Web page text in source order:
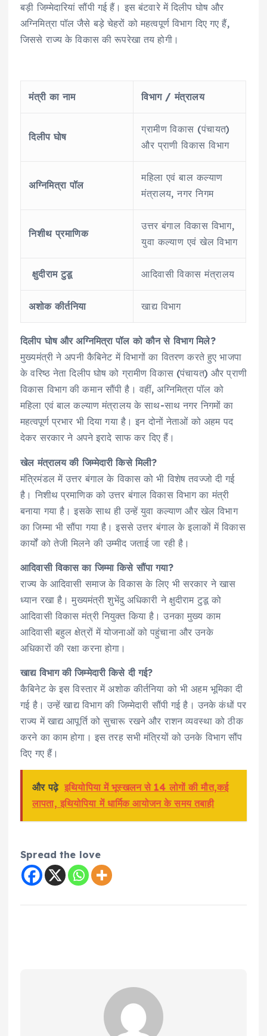
बड़ी जिम्मेदारियां सौंपी गई हैं। इस बंटवारे में दिलीप घोष और
अग्निमित्रा पॉल जैसे बड़े चेहरों को महत्वपूर्ण विभाग दिए गए हैं,
जिससे राज्य के विकास की रूपरेखा तय होगी।
मंत्री का नाम विभाग / मंत्रालय
दिलीप घोष
ग्रामीण विकास (पंचायत)
और प्राणी विकास विभाग
अग्निमित्रा पॉल
महिला एवं बाल कल्याण
मंत्रालय, नगर निगम
निशीथ प्रमाणिक
उत्तर बंगाल विकास विभाग,
युवा कल्याण एवं खेल विभाग
क्षुदीराम टुडू आदिवासी विकास मंत्रालय
अशोक कीर्तनिया खाद्य विभाग
दिलीप घोष और अग्निमित्रा पॉल को कौन से विभाग मिले?
मुख्यमंत्री ने अपनी कैबिनेट में विभागों का वितरण करते हुए भाजपा
के वरिष्ठ नेता दिलीप घोष को ग्रामीण विकास (पंचायत) और प्राणी
विकास विभाग की कमान सौंपी है। वहीं, अग्निमित्रा पॉल को
महिला एवं बाल कल्याण मंत्रालय के साथ-साथ नगर निगमों का
महत्वपूर्ण प्रभार भी दिया गया है। इन दोनों नेताओं को अहम पद
देकर सरकार ने अपने इरादे साफ कर दिए हैं।
खेल मंत्रालय की जिम्मेदारी किसे मिली?
मंत्रिमंडल में उत्तर बंगाल के विकास को भी विशेष तवज्जो दी गई
है। निशीथ प्रमाणिक को उत्तर बंगाल विकास विभाग का मंत्री
बनाया गया है। इसके साथ ही उन्हें युवा कल्याण और खेल विभाग
का जिम्मा भी सौंपा गया है। इससे उत्तर बंगाल के इलाकों में विकास
कार्यों को तेजी मिलने की उम्मीद जताई जा रही है।
आदिवासी विकास का जिम्मा किसे सौंपा गया?
राज्य के आदिवासी समाज के विकास के लिए भी सरकार ने खास
ध्यान रखा है। मुख्यमंत्री शुभेंदु अधिकारी ने क्षुदीराम टुडू को
आदिवासी विकास मंत्री नियुक्त किया है। उनका मुख्य काम
आदिवासी बहुल क्षेत्रों में योजनाओं को पहुंचाना और उनके
अधिकारों की रक्षा करना होगा।
खाद्य विभाग की जिम्मेदारी किसे दी गई?
कैबिनेट के इस विस्तार में अशोक कीर्तनिया को भी अहम भूमिका दी
गई है। उन्हें खाद्य विभाग की जिम्मेदारी सौंपी गई है। उनके कंधों पर
राज्य में खाद्य आपूर्ति को सुचारू रखने और राशन व्यवस्था को ठीक
करने का काम होगा। इस तरह सभी मंत्रियों को उनके विभाग सौंप
दिए गए हैं।
और पढ़े इथियोपिया में भूस्खलन से 14 लोगों की मौत,कई
लापता, इथियोपिया में धार्मिक आयोजन के समय तबाही
Spread the love